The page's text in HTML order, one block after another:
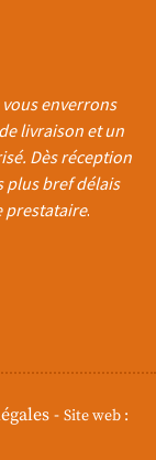
enverrons
livraison et un
Dès réception
plus bref délais
prestataire.
- Site web :